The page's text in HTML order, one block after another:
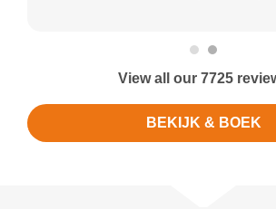
View all our 7725
BEKIJK & BOEK